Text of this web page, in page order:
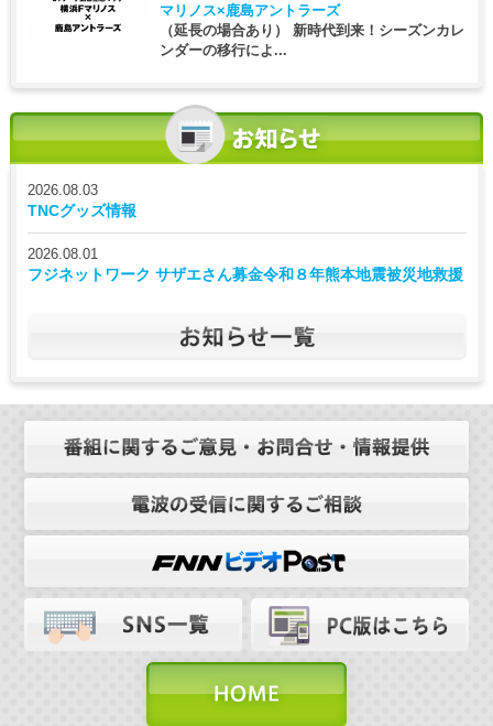
マリノス×鹿島アントラーズ
（延長の場合あり） 新時代到来！シーズンカレ
ンダーの移行によ...
2026.08.03
TNCグッズ情報
2026.08.01
フジネットワーク サザエさん募金令和８年熊本地震被災地救援